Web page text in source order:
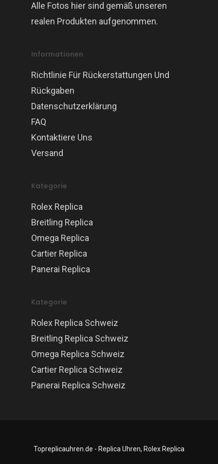
Alle Fotos hier sind gemäß unseren
realen Produkten aufgenommen.
Informationen
Richtlinie Für Rückerstattungen Und
Rückgaben
Datenschutzerklärung
FAQ
Kontaktiere Uns
Versand
Kategorie
Rolex Replica
Breitling Replica
Omega Replica
Cartier Replica
Panerai Replica
Kategorie
Rolex Replica Schweiz
Breitling Replica Schweiz
Omega Replica Schweiz
Cartier Replica Schweiz
Panerai Replica Schweiz
Topreplicauhren.de - Replica Uhren, Rolex Replica